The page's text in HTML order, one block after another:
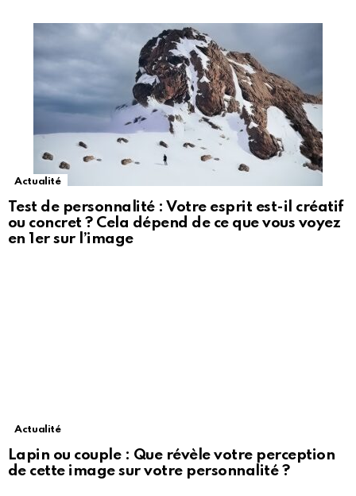
Actualité
Test de personnalité : Votre esprit est-il créatif
ou concret ? Cela dépend de ce que vous voyez
en 1er sur l’image
Actualité
Lapin ou couple : Que révèle votre perception
de cette image sur votre personnalité ?